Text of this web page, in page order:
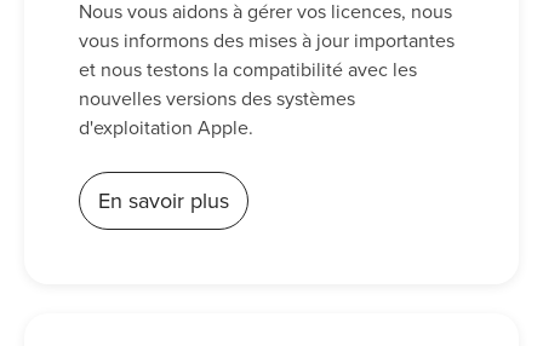
Nous vous aidons à gérer vos licences, nous
vous informons des mises à jour importantes
et nous testons la compatibilité avec les
nouvelles versions des systèmes
d'exploitation Apple.
En savoir plus